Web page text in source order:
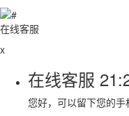
在线客服
x
在线客服
您好，可以留下您的